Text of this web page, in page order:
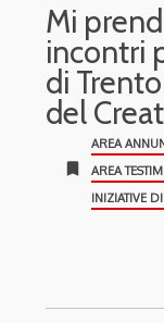
Mi
incontri
di
del
bookmark
AREA
AREA
INIZIATIVE